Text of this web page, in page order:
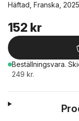
Häftad, Franska, 2025
152 kr
Beställningsvara.
249 kr.